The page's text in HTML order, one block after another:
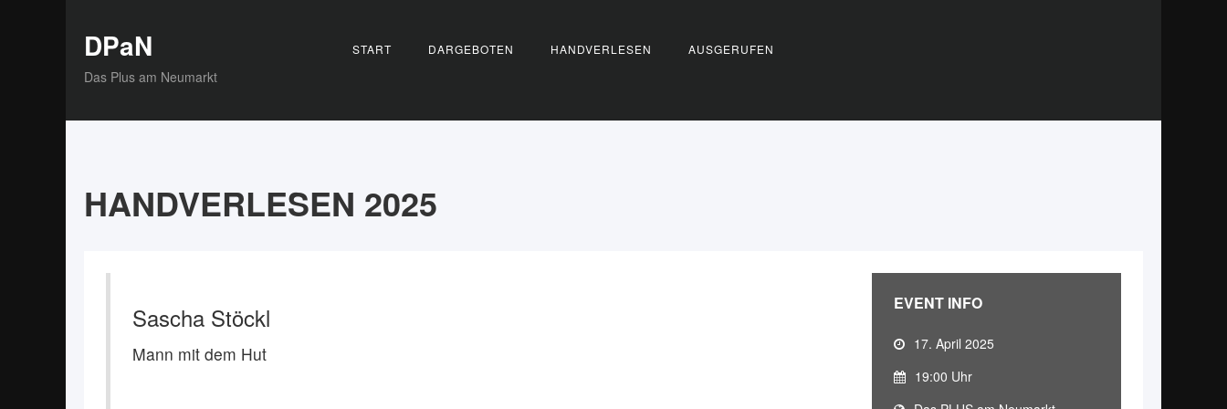
DPaN
Das Plus am Neumarkt
START DARGEBOTEN HANDVERLESEN AUSGERUFEN
HANDVERLESEN 2025
EVENT INFO
17. April 2025
19:00 Uhr
Sascha Stöckl
Mann mit dem Hut